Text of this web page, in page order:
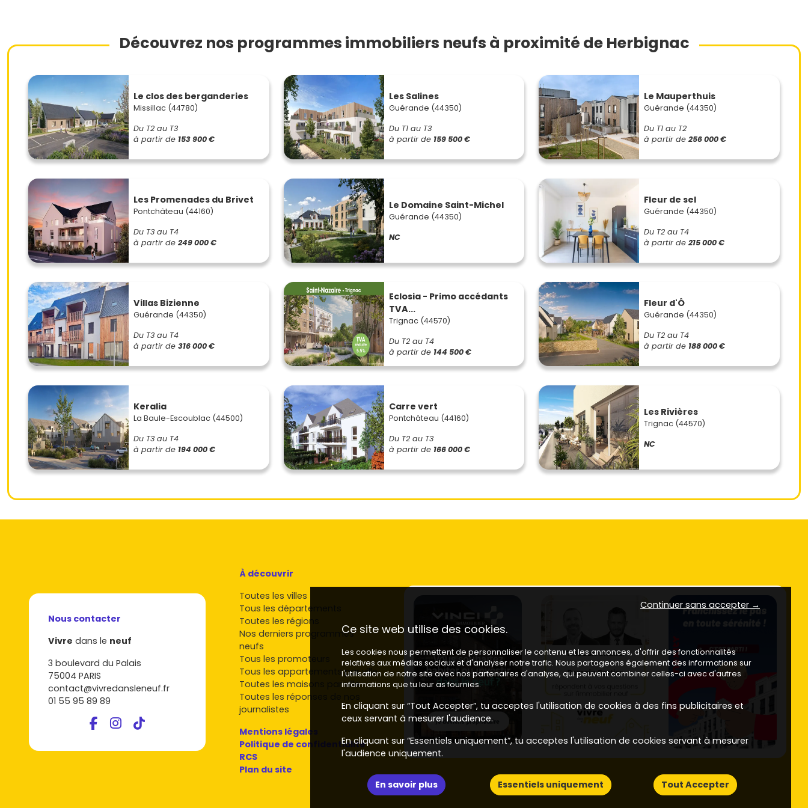
Découvrez nos programmes immobiliers neufs à proximité de Herbignac
Le clos des berganderies
Missillac (44780)
Du T2 au T3
à partir de 153 900 €
Les Salines
Guérande (44350)
Du T1 au T3
à partir de 159 500 €
Le Mauperthuis
Guérande (44350)
Du T1 au T2
à partir de 256 000 €
Les Promenades du Brivet
Pontchâteau (44160)
Du T3 au T4
à partir de 249 000 €
Le Domaine Saint-Michel
Guérande (44350)
NC
Fleur de sel
Guérande (44350)
Du T2 au T4
à partir de 215 000 €
Villas Bizienne
Guérande (44350)
Du T3 au T4
à partir de 316 000 €
Eclosia - Primo accédants
TVA...
Trignac (44570)
Du T2 au T4
à partir de 144 500 €
Fleur d'Ô
Guérande (44350)
Du T2 au T4
à partir de 188 000 €
Keralia
La Baule-Escoublac (44500)
Du T3 au T4
à partir de 194 000 €
Carre vert
Pontchâteau (44160)
Du T2 au T3
à partir de 166 000 €
Les Rivières
Trignac (44570)
NC
Nous contacter
Vivre dans le neuf
3 boulevard du Palais
75004 PARIS
contact@vivredansleneuf.fr
01 55 95 89 89
À découvrir
Toutes les villes
Tous les départements
Toutes les régions
Nos derniers programmes
neufs
Tous les promoteurs
Tous les appartements par ville
Toutes les maisons par ville
Toutes les réponses de nos
journalistes
Mentions légales
Politique de confidentialité
RCS
Plan du site
Continuer sans accepter →
Ce site web utilise des cookies.
Les cookies nous permettent de personnaliser le contenu et les annonces, d'offrir des fonctionnalités
relatives aux médias sociaux et d'analyser notre trafic. Nous partageons également des informations sur
l'utilisation de notre site avec nos partenaires d'analyse, qui peuvent combiner celles-ci avec d'autres
informations que tu leur as fournies.
En cliquant sur “Tout Accepter”, tu acceptes l'utilisation de cookies à des fins publicitaires et
ceux servant à mesurer l'audience.
En cliquant sur “Essentiels uniquement”, tu acceptes l'utilisation de cookies servant à mesurer
l'audience uniquement.
En savoir plus Essentiels uniquement Tout Accepter